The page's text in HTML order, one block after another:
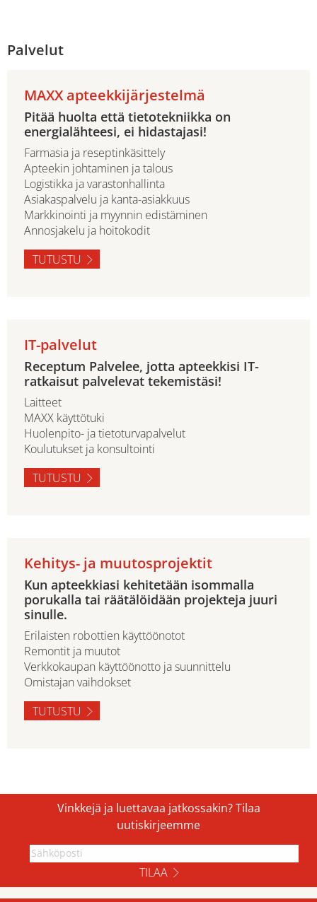
Palvelut
MAXX apteekkijärjestelmä
Pitää huolta että tietotekniikka on
energialähteesi, ei hidastajasi!
Farmasia ja reseptinkäsittely
Apteekin johtaminen ja talous
Logistikka ja varastonhallinta
Asiakaspalvelu ja kanta-asiakkuus
Markkinointi ja myynnin edistäminen
Annosjakelu ja hoitokodit
TUTUSTU
IT-palvelut
Receptum Palvelee, jotta apteekkisi IT-
ratkaisut palvelevat tekemistäsi!
Laitteet
MAXX käyttötuki
Huolenpito- ja tietoturvapalvelut
Koulutukset ja konsultointi
TUTUSTU
Kehitys- ja muutosprojektit
Kun apteekkiasi kehitetään isommalla
porukalla tai räätälöidään projekteja juuri
sinulle.
Erilaisten robottien käyttöönotot
Remontit ja muutot
Verkkokaupan käyttöönotto ja suunnittelu
Omistajan vaihdokset
TUTUSTU
Vinkkejä ja luettavaa jatkossakin? Tilaa
uutiskirjeemme
TILAA